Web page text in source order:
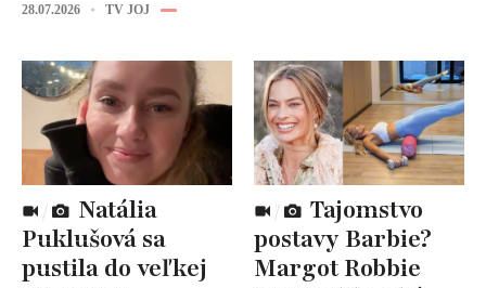
28.07.2026 TV JOJ
Puklušová sa
pustila do veľkej
postavy Barbie?
Margot Robbie